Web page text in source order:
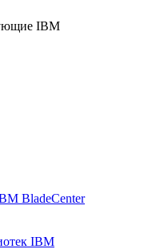
IBM
BladeCenter
IBM